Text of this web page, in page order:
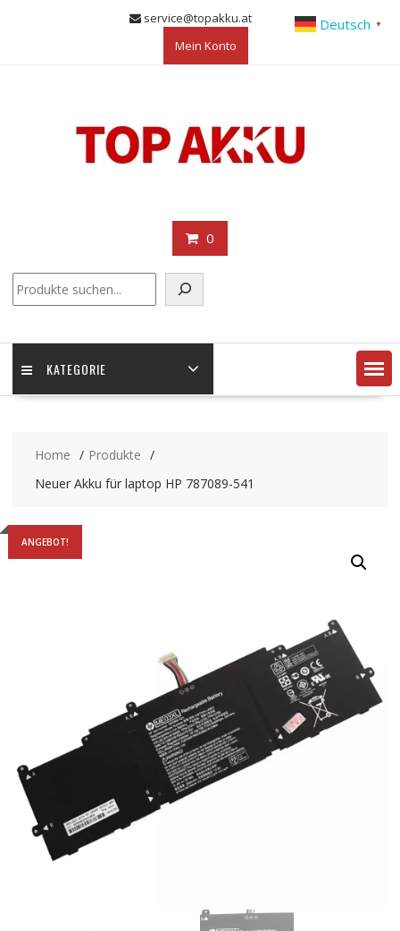
service@topakku.at
Mein Konto
0
KATEGORIE
Home
Produkte
Neuer Akku für laptop HP 787089-541
ANGEBOT!
Deutsch ▼